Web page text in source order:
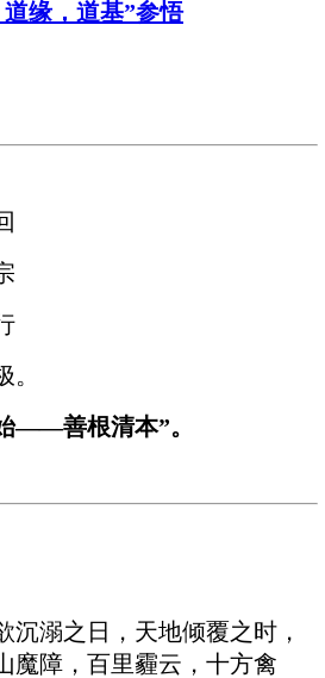
——善根清本”。
沉溺之日，天地倾覆之时，
魔障，百里霾云，十方禽